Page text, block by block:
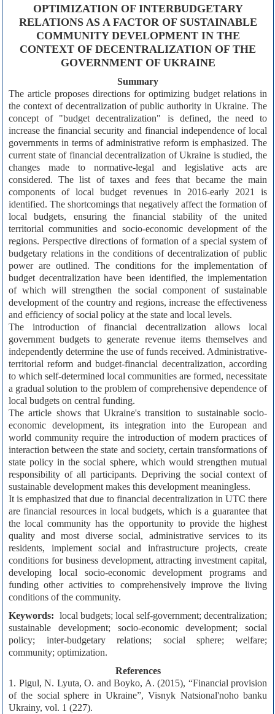
OPTIMIZATION OF INTERBUDGETARY
RELATIONS AS A FACTOR OF SUSTAINABLE
COMMUNITY DEVELOPMENT IN THE
CONTEXT OF DECENTRALIZATION OF THE
GOVERNMENT OF UKRAINE
Summary
The article proposes directions for optimizing budget relations in
the context of decentralization of public authority in Ukraine. The
concept of "budget decentralization" is defined, the need to
increase the financial security and financial independence of local
governments in terms of administrative reform is emphasized. The
current state of financial decentralization of Ukraine is studied, the
changes made to normative-legal and legislative acts are
considered. The list of taxes and fees that became the main
components of local budget revenues in 2016-early 2021 is
identified. The shortcomings that negatively affect the formation of
local budgets, ensuring the financial stability of the united
territorial communities and socio-economic development of the
regions. Perspective directions of formation of a special system of
budgetary relations in the conditions of decentralization of public
power are outlined. The conditions for the implementation of
budget decentralization have been identified, the implementation
of which will strengthen the social component of sustainable
development of the country and regions, increase the effectiveness
and efficiency of social policy at the state and local levels.
The introduction of financial decentralization allows local
government budgets to generate revenue items themselves and
independently determine the use of funds received. Administrative-
territorial reform and budget-financial decentralization, according
to which self-determined local communities are formed, necessitate
a gradual solution to the problem of comprehensive dependence of
local budgets on central funding.
The article shows that Ukraine's transition to sustainable socio-
economic development, its integration into the European and
world community require the introduction of modern practices of
interaction between the state and society, certain transformations of
state policy in the social sphere, which would strengthen mutual
responsibility of all participants. Depriving the social context of
sustainable development makes this development meaningless.
It is emphasized that due to financial decentralization in UTC there
are financial resources in local budgets, which is a guarantee that
the local community has the opportunity to provide the highest
quality and most diverse social, administrative services to its
residents, implement social and infrastructure projects, create
conditions for business development, attracting investment capital,
developing local socio-economic development programs and
funding other activities to comprehensively improve the living
conditions of the community.
Keywords: local budgets; local self-government; decentralization;
sustainable development; socio-economic development; social
policy; inter-budgetary relations; social sphere; welfare;
community; optimization.
References
1. Pigul, N. Lyuta, O. and Boyko, A. (2015), “Financial provision
of the social sphere in Ukraine”, Visnyk Natsional'noho banku
Ukrainy, vol. 1 (227).